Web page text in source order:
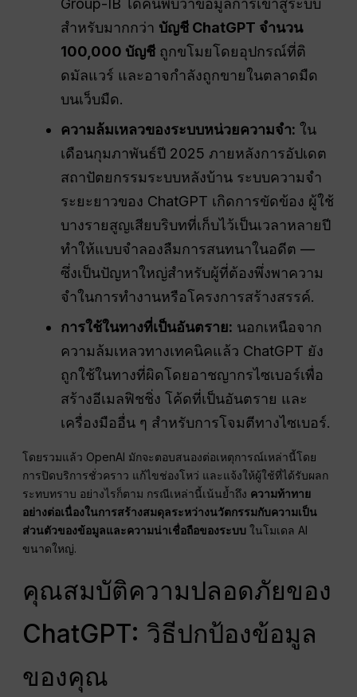
Group-IB ได้ค้นพบว่าข้อมูลการเข้าสู่ระบบ
สำหรับมากกว่า บัญชี ChatGPT จำนวน
100,000 บัญชี ถูกขโมยโดยอุปกรณ์ที่ติ
ดมัลแวร์ และอาจกำลังถูกขายในตลาดมืด
บนเว็บมืด.
ความล้มเหลวของระบบหน่วยความจำ: ใน
เดือนกุมภาพันธ์ปี 2025 ภายหลังการอัปเดต
สถาปัตยกรรมระบบหลังบ้าน ระบบความจำ
ระยะยาวของ ChatGPT เกิดการขัดข้อง ผู้ใช้
บางรายสูญเสียบริบทที่เก็บไว้เป็นเวลาหลายปี
ทำให้แบบจำลองลืมการสนทนาในอดีต —
ซึ่งเป็นปัญหาใหญ่สำหรับผู้ที่ต้องพึ่งพาความ
จำในการทำงานหรือโครงการสร้างสรรค์.
การใช้ในทางที่เป็นอันตราย: นอกเหนือจาก
ความล้มเหลวทางเทคนิคแล้ว ChatGPT ยัง
ถูกใช้ในทางที่ผิดโดยอาชญากรไซเบอร์เพื่อ
สร้างอีเมลฟิชชิ่ง โค้ดที่เป็นอันตราย และ
เครื่องมืออื่น ๆ สำหรับการโจมตีทางไซเบอร์.
โดยรวมแล้ว OpenAI มักจะตอบสนองต่อเหตุการณ์เหล่านี้โดย
การปิดบริการชั่วคราว แก้ไขช่องโหว่ และแจ้งให้ผู้ใช้ที่ได้รับผลก
ระทบทราบ อย่างไรก็ตาม กรณีเหล่านี้เน้นย้ำถึง ความท้าทาย
อย่างต่อเนื่องในการสร้างสมดุลระหว่างนวัตกรรมกับความเป็น
ส่วนตัวของข้อมูลและความน่าเชื่อถือของระบบ ในโมเดล AI
ขนาดใหญ่.
คุณสมบัติความปลอดภัยของ
ChatGPT: วิธีปกป้องข้อมูล
ของคุณ